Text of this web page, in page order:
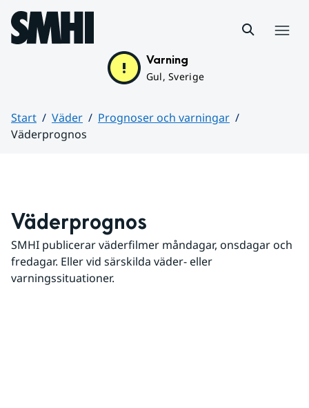
Hoppa till sidans innehåll
Varning
Gul, Sverige
Start Väder
Prognoser och varningar
Väderprognos
Väderprognos
SMHI publicerar väderfilmer måndagar, onsdagar och
fredagar. Eller vid särskilda väder- eller
varningssituationer.